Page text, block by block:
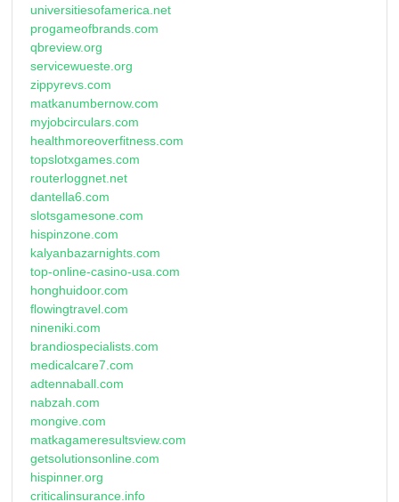
universitiesofamerica.net
progameofbrands.com
qbreview.org
servicewueste.org
zippyrevs.com
matkanumbernow.com
myjobcirculars.com
healthmoreoverfitness.com
topslotxgames.com
routerloggnet.net
dantella6.com
slotsgamesone.com
hispinzone.com
kalyanbazarnights.com
top-online-casino-usa.com
honghuidoor.com
flowingtravel.com
nineniki.com
brandiospecialists.com
medicalcare7.com
adtennaball.com
nabzah.com
mongive.com
matkagameresultsview.com
getsolutionsonline.com
hispinner.org
criticalinsurance.info